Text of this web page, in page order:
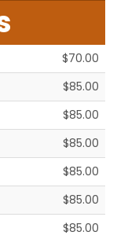
$70.00
$85.00
$85.00
$85.00
$85.00
$85.00
$85.00